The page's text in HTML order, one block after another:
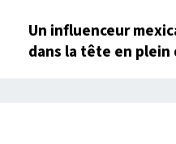
Un influenceur
dans la tête en